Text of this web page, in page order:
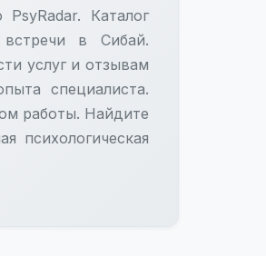
Каталог
в Сибай.
услуг и отзывам
специалиста.
работы. Найдите
психологическая